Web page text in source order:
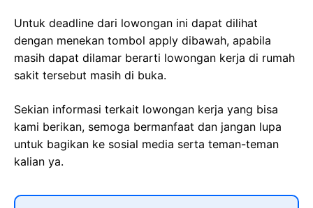
Untuk deadline dari lowongan ini dapat dilihat
dengan menekan tombol apply dibawah, apabila
masih dapat dilamar berarti lowongan kerja di rumah
sakit tersebut masih di buka.
Sekian informasi terkait lowongan kerja yang bisa
kami berikan, semoga bermanfaat dan jangan lupa
untuk bagikan ke sosial media serta teman-teman
kalian ya.